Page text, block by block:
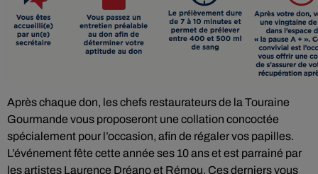
Après chaque don, les chefs restaurateurs de la Touraine
Gourmande vous proposeront une collation concoctée
spécialement pour l’occasion, afin de régaler vos papilles.
L’événement fête cette année ses 10 ans et est parrainé par
les artistes Laurence Dréano et Rémou. Ces derniers vous